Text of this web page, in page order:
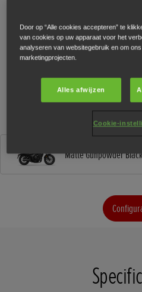
Matte Gunpowder
Door op “Alle cookies accepteren” te
van cookies op uw apparaat voor het
analyseren van websitegebruik en om
marketingprojecten.
Alles afwijzen
Cookie-